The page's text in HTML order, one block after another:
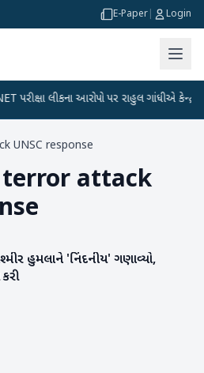
E-Paper Login
પરીક્ષા લીકના આરોપો પર રાહુલ ગાંધીએ કેન્દ્ર પર
UNSC response
terror attack
હુમલાને 'નિંદનીય' ગણાવ્યો,